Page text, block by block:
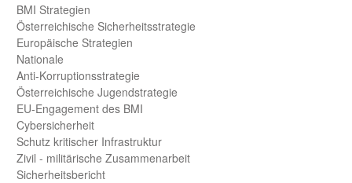
BMI Strategien
Öster­reichische Sicherheits­strategie
Europäische Strategien
Nationale
Anti-Korruptions­strategie
Öster­reichische Jugend­strategie
EU-Engagement des BMI
Cybersicherheit
Schutz kritischer Infra­struktur
Zivil - militärische Zusammen­arbeit
Sicherheits­bericht